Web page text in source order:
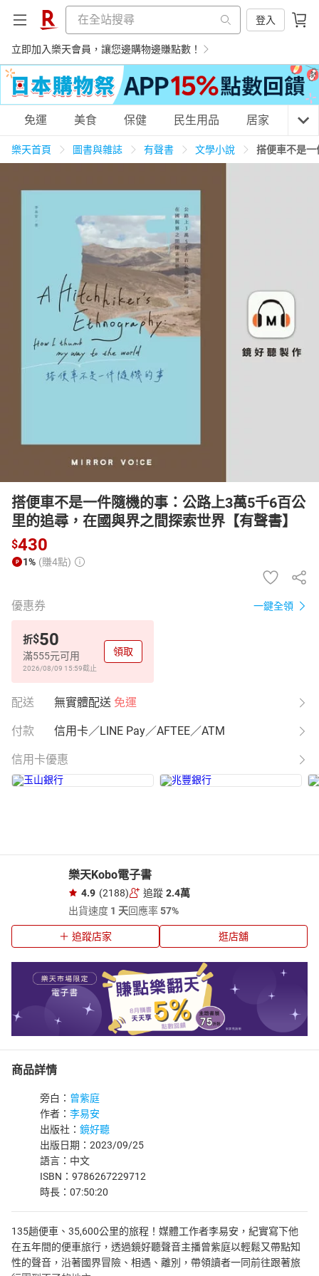
登入
立即加入樂天會員，讓您邊購物邊賺點數！
購物網分類
天天免運 美食蛋糕 養生保健
3C家電 運動休閒
男裝 化妝保養 情趣用品
日本購物 電子/紙本書
HOT
免運 美食 保健 民生用品 居家 3C
樂天首頁 圖書與雜誌 有聲書 文學小說 搭便車不是
搭便車不是一件隨機的事：公路上3萬5千6百公
里的追尋，在國與界之間探索世界【有聲書】
$430
1% (賺4點)
優惠券 一鍵全領
折$50
滿555元可用
2026/08/09 15:59截止
領取
配送 無實體配送 免運
付款 信用卡／LINE Pay／AFTEE／ATM
信用卡優惠
樂天Kobo電子書
4.9 (2188) 追蹤 2.4萬
出貨速度 1 天回應率57%
追蹤店家 逛店舖
商品詳情
旁白： 曾紫庭
作者： 李易安
出版社： 鏡好聽
出版日期：2023/09/25
語言：中文
ISBN：9786267229712
時長：07:50:20
135趟便車、35,600公里的旅程！媒體工作者李易安，紀實寫下他
在五年間的便車旅行，透過鏡好聽聲音主播曾紫庭以輕鬆又帶點知
性的聲音，沿著國界冒險、相遇、離別，帶領讀者一同前往跟著旅